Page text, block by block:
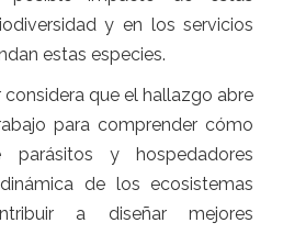
y en los servicios
estas especies.
que el hallazgo abre
para comprender cómo
parásitos y hospedadores
de los ecosistemas
a diseñar mejores